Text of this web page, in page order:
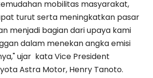
mobilitas masyarakat,
turut serta meningkatkan pasar
menjadi bagian dari upaya kami
dalam menekan angka emisi
ujar kata Vice President
Astra Motor, Henry Tanoto.